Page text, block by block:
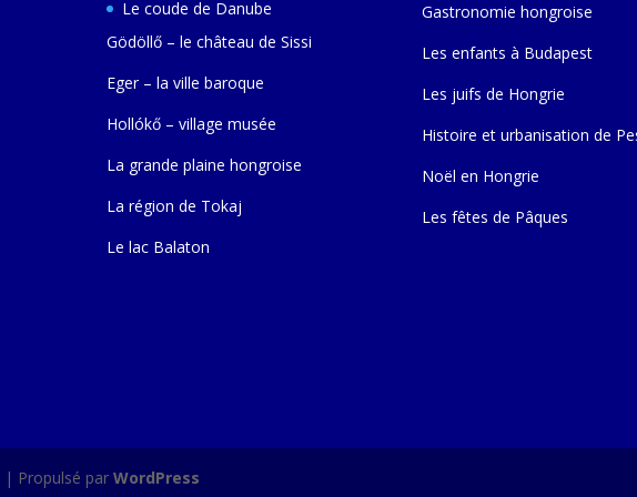
Le coude de Danube
Gödöllő – le château de Sissi
Eger – la ville baroque
Hollókő – village musée
La grande plaine hongroise
La région de Tokaj
Le lac Balaton
Gastronomie hongroise
Les enfants à Budapest
Les juifs de Hongrie
Histoire et urbanisation de
Noël en Hongrie
Les fêtes de Pâques
| Propulsé parWordPress